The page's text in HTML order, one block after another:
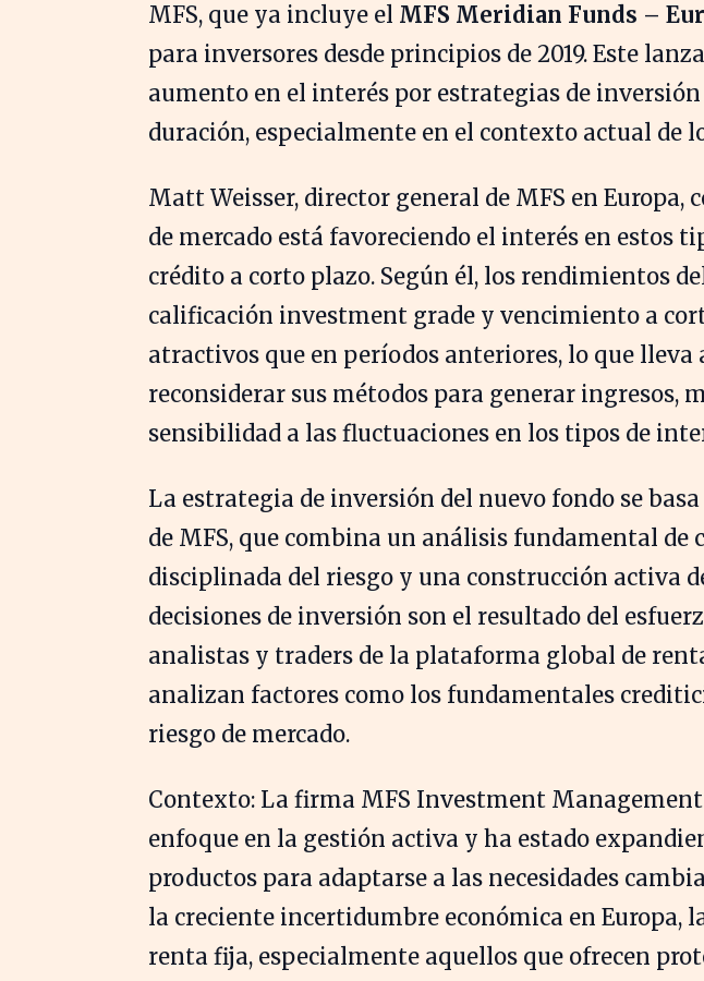
MFS, que ya incluye el MFS Meridian Funds –
para inversores desde principios de 2019. Este
aumento en el interés por estrategias de
duración, especialmente en el contexto actual de
Matt Weisser, director general de MFS en Europa,
de mercado está favoreciendo el interés en estos
crédito a corto plazo. Según él, los rendimientos
calificación investment grade y vencimiento a
atractivos que en períodos anteriores, lo que lleva
reconsiderar sus métodos para generar ingresos,
sensibilidad a las fluctuaciones en los tipos de
La estrategia de inversión del nuevo fondo se
de MFS, que combina un análisis fundamental de
disciplinada del riesgo y una construcción activa
decisiones de inversión son el resultado del
analistas y traders de la plataforma global de
analizan factores como los fundamentales
riesgo de mercado.
Contexto: La firma MFS Investment Management
enfoque en la gestión activa y ha estado
productos para adaptarse a las necesidades
la creciente incertidumbre económica en Europa,
renta fija, especialmente aquellos que ofrecen